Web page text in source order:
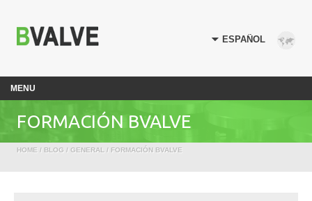
MENU
FORMACIÓN BVALVE
HOME / BLOG / GENERAL / FORMACIÓN BVALVE